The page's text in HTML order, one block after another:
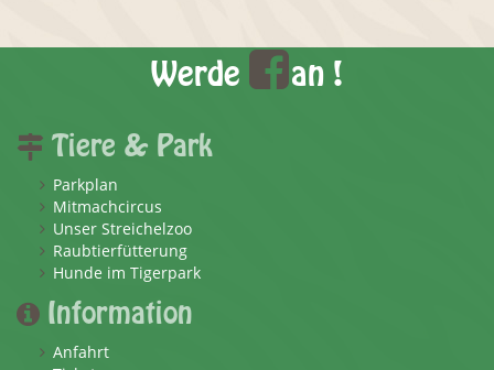
Werde an !
Tiere & Park
Parkplan
Mitmachcircus
Unser Streichelzoo
Raubtierfütterung
Hunde im Tigerpark
Information
Anfahrt